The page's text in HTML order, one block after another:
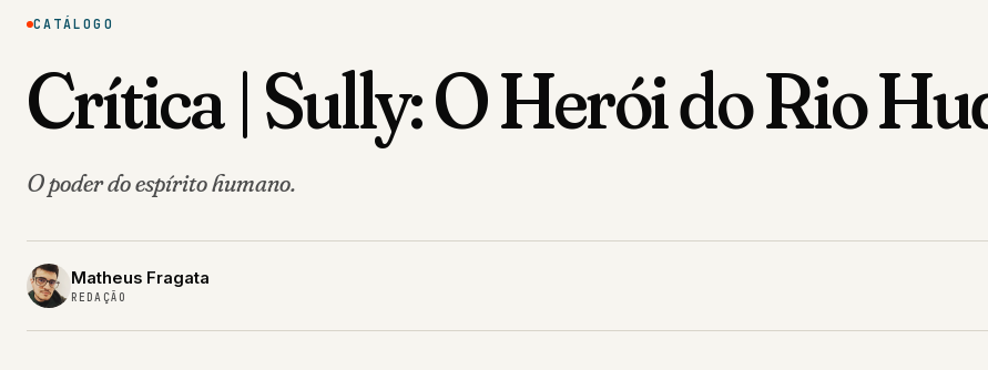
CATÁLOGO
Crítica | Sully: O Herói do Rio
O poder do espírito humano.
Matheus Fragata
REDAÇÃO